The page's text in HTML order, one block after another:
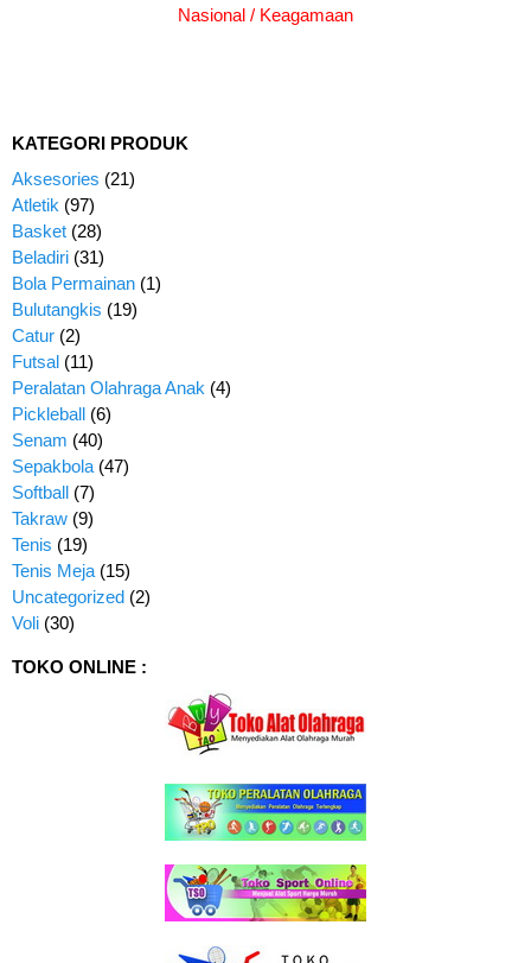
Nasional / Keagamaan
KATEGORI PRODUK
Aksesories (21)
Atletik (97)
Basket (28)
Beladiri (31)
Bola Permainan (1)
Bulutangkis (19)
Catur (2)
Futsal (11)
Peralatan Olahraga Anak (4)
Pickleball (6)
Senam (40)
Sepakbola (47)
Softball (7)
Takraw (9)
Tenis (19)
Tenis Meja (15)
Uncategorized (2)
Voli (30)
TOKO ONLINE :